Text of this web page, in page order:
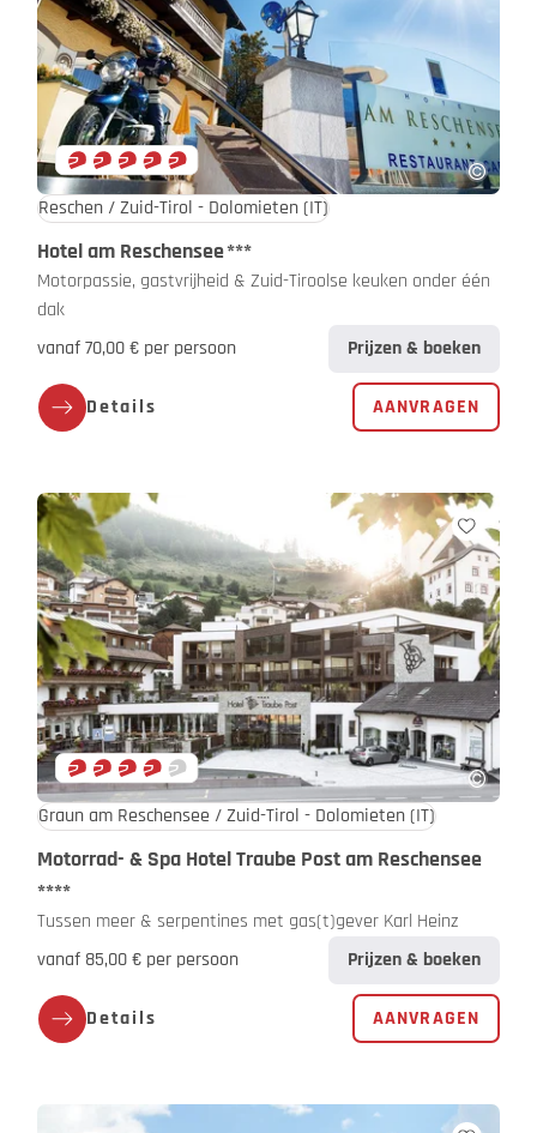
Reschen / Zuid-Tirol - Dolomieten(IT)
Hotel am Reschensee***
Motorpassie, gastvrijheid & Zuid-Tiroolse keuken onder één
dak
vanaf 70,00 € per persoon
Prijzen & boeken
Details AANVRAGEN
Graun am Reschensee / Zuid-Tirol - Dolomieten(IT)
Motorrad- & Spa Hotel Traube Post am Reschensee
****
Tussen meer & serpentines met gas(t)gever Karl Heinz
vanaf 85,00 € per persoon
Prijzen & boeken
Details AANVRAGEN